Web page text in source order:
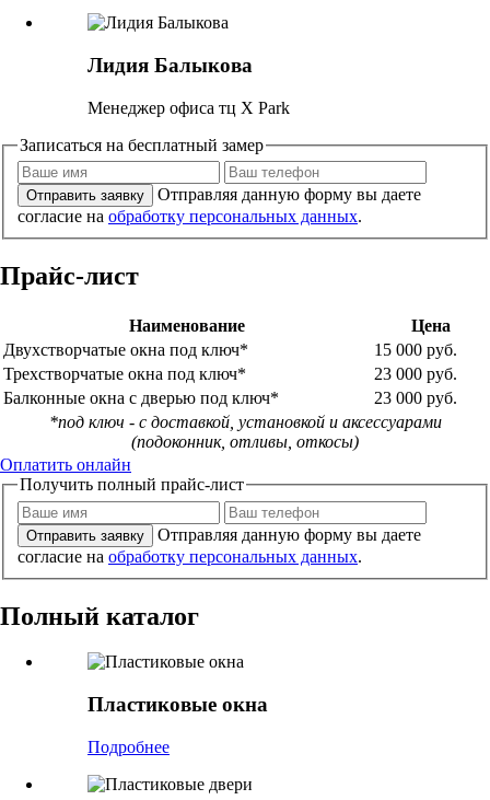
Лидия Балыкова
Менеджер офиса тц X Park
Записаться на бесплатный замер
Отправить заявку
Отправляя данную форму вы даете
согласие на обработку персональных данных.
Прайс-лист
Наименование
Цена
Двухстворчатые окна под ключ*
15 000 руб.
Трехстворчатые окна под ключ*
23 000 руб.
Балконные окна с дверью под ключ*
23 000 руб.
*под ключ - с доставкой, установкой и аксессуарами
(подоконник, отливы, откосы)
Оплатить онлайн
Получить полный прайс-лист
Отправить заявку
Отправляя данную форму вы даете
согласие на обработку персональных данных.
Полный каталог
Пластиковые окна
Подробнее